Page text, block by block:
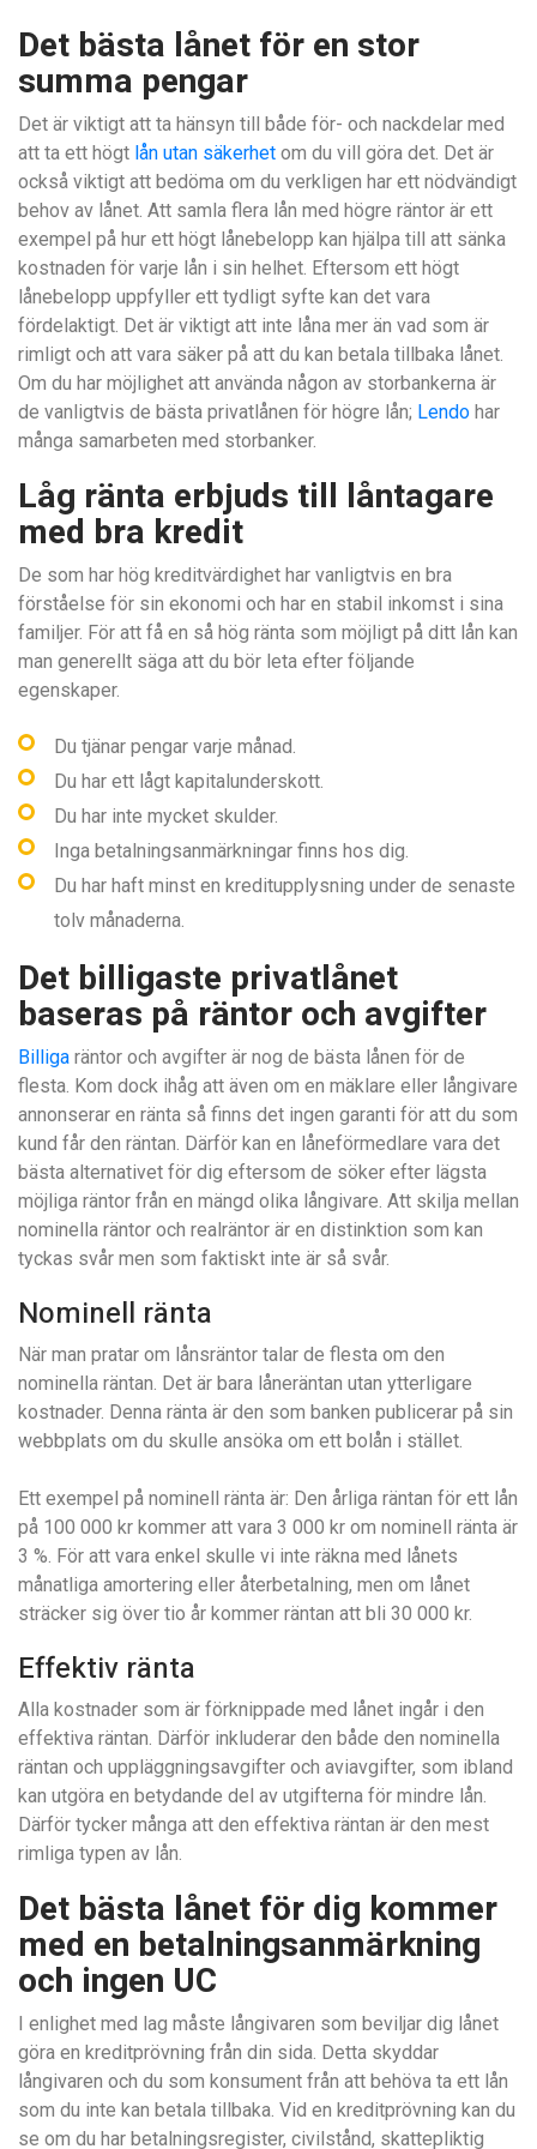
Det bästa lånet för en stor
summa pengar
Det är viktigt att ta hänsyn till både för- och nackdelar med
att ta ett högt lån utan säkerhet om du vill göra det. Det är
också viktigt att bedöma om du verkligen har ett nödvändigt
behov av lånet. Att samla flera lån med högre räntor är ett
exempel på hur ett högt lånebelopp kan hjälpa till att sänka
kostnaden för varje lån i sin helhet. Eftersom ett högt
lånebelopp uppfyller ett tydligt syfte kan det vara
fördelaktigt. Det är viktigt att inte låna mer än vad som är
rimligt och att vara säker på att du kan betala tillbaka lånet.
Om du har möjlighet att använda någon av storbankerna är
de vanligtvis de bästa privatlånen för högre lån; Lendo har
många samarbeten med storbanker.
Låg ränta erbjuds till låntagare
med bra kredit
De som har hög kreditvärdighet har vanligtvis en bra
förståelse för sin ekonomi och har en stabil inkomst i sina
familjer. För att få en så hög ränta som möjligt på ditt lån kan
man generellt säga att du bör leta efter följande
egenskaper.
Du tjänar pengar varje månad.
Du har ett lågt kapitalunderskott.
Du har inte mycket skulder.
Inga betalningsanmärkningar finns hos dig.
Du har haft minst en kreditupplysning under de senaste
tolv månaderna.
Det billigaste privatlånet
baseras på räntor och avgifter
Billiga räntor och avgifter är nog de bästa lånen för de
flesta. Kom dock ihåg att även om en mäklare eller långivare
annonserar en ränta så finns det ingen garanti för att du som
kund får den räntan. Därför kan en låneförmedlare vara det
bästa alternativet för dig eftersom de söker efter lägsta
möjliga räntor från en mängd olika långivare. Att skilja mellan
nominella räntor och realräntor är en distinktion som kan
tyckas svår men som faktiskt inte är så svår.
Nominell ränta
När man pratar om lånsräntor talar de flesta om den
nominella räntan. Det är bara låneräntan utan ytterligare
kostnader. Denna ränta är den som banken publicerar på sin
webbplats om du skulle ansöka om ett bolån i stället.
Ett exempel på nominell ränta är: Den årliga räntan för ett lån
på 100 000 kr kommer att vara 3 000 kr om nominell ränta är
3 %. För att vara enkel skulle vi inte räkna med lånets
månatliga amortering eller återbetalning, men om lånet
sträcker sig över tio år kommer räntan att bli 30 000 kr.
Effektiv ränta
Alla kostnader som är förknippade med lånet ingår i den
effektiva räntan. Därför inkluderar den både den nominella
räntan och uppläggningsavgifter och aviavgifter, som ibland
kan utgöra en betydande del av utgifterna för mindre lån.
Därför tycker många att den effektiva räntan är den mest
rimliga typen av lån.
Det bästa lånet för dig kommer
med en betalningsanmärkning
och ingen UC
I enlighet med lag måste långivaren som beviljar dig lånet
göra en kreditprövning från din sida. Detta skyddar
långivaren och du som konsument från att behöva ta ett lån
som du inte kan betala tillbaka. Vid en kreditprövning kan du
se om du har betalningsregister, civilstånd, skattepliktig